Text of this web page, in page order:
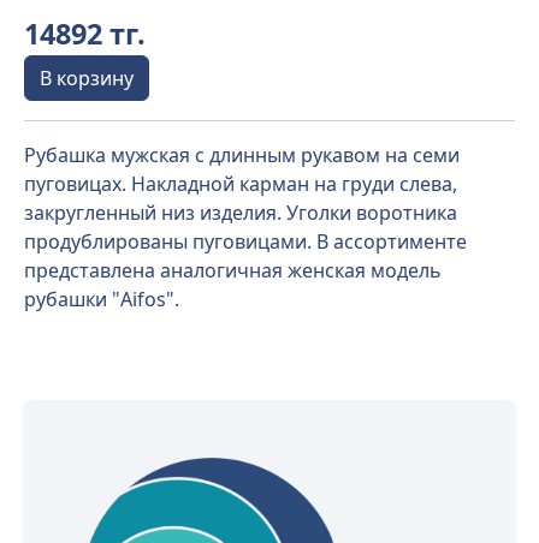
14892 тг.
В корзину
Рубашка мужская с длинным рукавом на семи
пуговицах. Накладной карман на груди слева,
закругленный низ изделия. Уголки воротника
продублированы пуговицами. В ассортименте
представлена аналогичная женская модель
рубашки "Aifos".